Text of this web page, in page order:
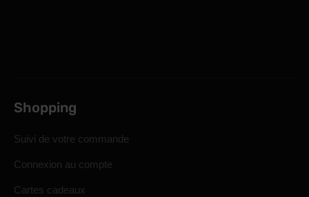
Shopping
Suivi de votre commande
Connexion au compte
Cartes cadeaux